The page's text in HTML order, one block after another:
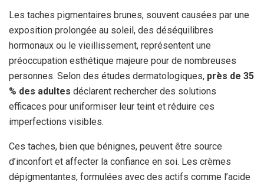
Les taches pigmentaires brunes, souvent causées par une
exposition prolongée au soleil, des déséquilibres
hormonaux ou le vieillissement, représentent une
préoccupation esthétique majeure pour de nombreuses
personnes. Selon des études dermatologiques, près de 35
% des adultes déclarent rechercher des solutions
efficaces pour uniformiser leur teint et réduire ces
imperfections visibles.
Ces taches, bien que bénignes, peuvent être source
d’inconfort et affecter la confiance en soi. Les crèmes
dépigmentantes, formulées avec des actifs comme l’acide